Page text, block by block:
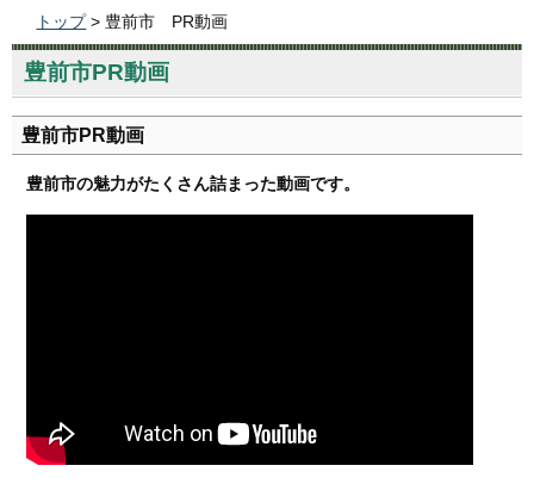
トップ > 豊前市 PR動画
豊前市PR動画
豊前市PR動画
豊前市の魅力がたくさん詰まった動画です。